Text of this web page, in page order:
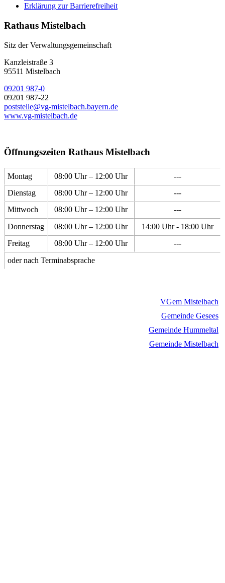
Erklärung zur Barrierefreiheit
Rathaus Mistelbach
Sitz der Verwaltungsgemeinschaft
Kanzleistraße 3
95511 Mistelbach
09201 987-0
09201 987-22
poststelle@vg-mistelbach.bayern.de
www.vg-mistelbach.de
Öffnungszeiten Rathaus Mistelbach
Montag 08:00 Uhr – 12:00 Uhr
---
Dienstag
08:00 Uhr – 12:00 Uhr
---
Mittwoch
08:00 Uhr – 12:00 Uhr
---
Donnerstag
08:00 Uhr – 12:00 Uhr
14:00 Uhr - 18:00 Uhr
Freitag
08:00 Uhr – 12:00 Uhr
---
oder nach Terminabsprache
VGem Mistelbach
Gemeinde Gesees
Gemeinde Hummeltal
Gemeinde Mistelbach